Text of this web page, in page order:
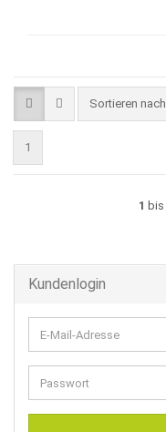
Sortieren nach
Sortieren nach
1
1 bis
Kundenlogin
E-
Mail-
Adresse
Passwort